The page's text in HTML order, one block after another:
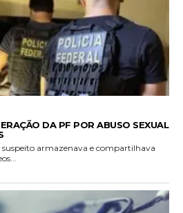
DA PF POR ABUSO SEXUAL
armazenava e compartilhava